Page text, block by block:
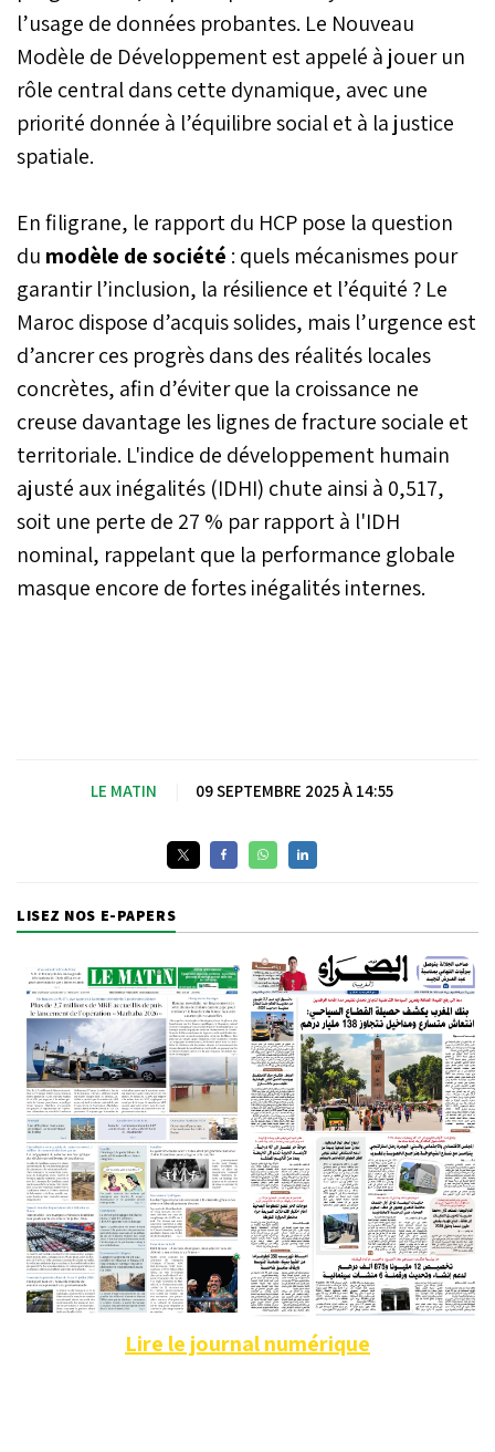
l’usage de données probantes. Le Nouveau
Modèle de Développement est appelé à jouer un
rôle central dans cette dynamique, avec une
priorité donnée à l’équilibre social et à la justice
spatiale.
En filigrane, le rapport du HCP pose la question
du modèle de société : quels mécanismes pour
garantir l’inclusion, la résilience et l’équité ? Le
Maroc dispose d’acquis solides, mais l’urgence est
d’ancrer ces progrès dans des réalités locales
concrètes, afin d’éviter que la croissance ne
creuse davantage les lignes de fracture sociale et
territoriale. L'indice de développement humain
ajusté aux inégalités (IDHI) chute ainsi à 0,517,
soit une perte de 27 % par rapport à l'IDH
nominal, rappelant que la performance globale
masque encore de fortes inégalités internes.
LE MATIN 09 SEPTEMBRE 2025 À 14:55
LISEZ NOS E-PAPERS
Lire le journal numérique